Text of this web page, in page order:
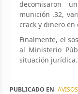
decomisaron
munición .32,
crack y dinero en
Finalmente, el
al Ministerio
situación jurídica.
PUBLICADO EN